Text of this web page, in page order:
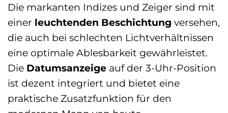
Die markanten Indizes und Zeiger sind mit
einer leuchtenden Beschichtung versehen,
die auch bei schlechten Lichtverhältnissen
eine optimale Ablesbarkeit gewährleistet.
Die Datumsanzeige auf der 3-Uhr-Position
ist dezent integriert und bietet eine
praktische Zusatzfunktion für den